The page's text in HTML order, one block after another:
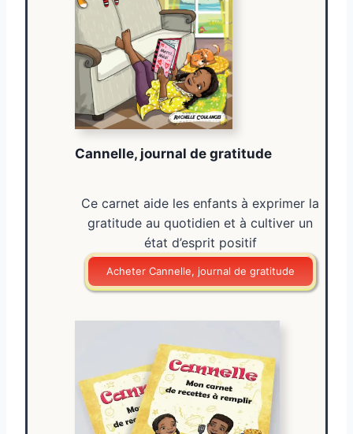
Cannelle, journal de gratitude
Ce carnet aide les enfants à exprimer la
gratitude au quotidien et à cultiver un
état d’esprit positif
Acheter Cannelle, journal de gratitude